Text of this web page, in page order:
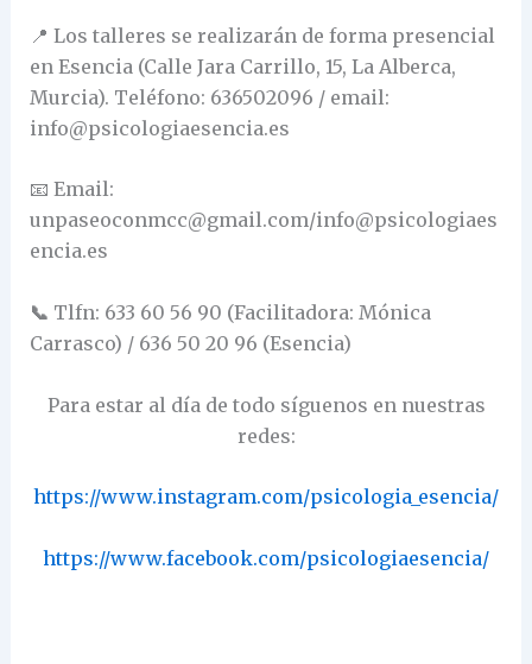
📍 Los talleres se realizarán de forma presencial
en Esencia (Calle Jara Carrillo, 15, La Alberca,
Murcia). Teléfono: 636502096 / email:
info@psicologiaesencia.es
📧 Email:
unpaseoconmcc@gmail.com/info@psicologiaes
encia.es
📞 Tlfn: 633 60 56 90 (Facilitadora: Mónica
Carrasco) / 636 50 20 96 (Esencia)
Para estar al día de todo síguenos en nuestras
redes:
https://www.instagram.com/psicologia_esencia/
https://www.facebook.com/psicologiaesencia/